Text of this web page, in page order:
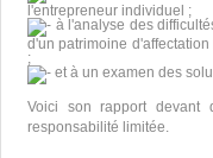
l'entrepreneur individuel ;
à l'analyse des
d'un patrimoine
;
et à un examen des
Voici son rapport devant
responsabilité limitée.